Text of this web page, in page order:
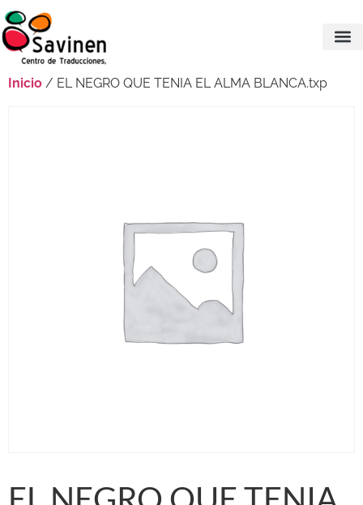
Inicio / EL NEGRO QUE TENIA EL ALMA BLANCA.txp